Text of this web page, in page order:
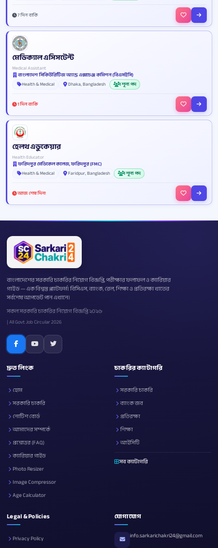
7 দিন বাকি
মেডিক্যাল এসিসটেন্ট
Medical Assistant
বাংলাদেশ সিকিউরিটিজ অ্যান্ড এক্সচেঞ্জ কমিশন (বিএসইসি)
Health & Medical
Dhaka, Bangladesh 1 শূন্য পদ
1 দিন বাকি
হেলথ এডুকেয়ার
Health Educator
ফরিদপুর মেডিকেল কলেজ, ফরিদপুর (FMC)
Health & Medical
Faridpur, Bangladesh 1 শূন্য পদ
আজ শেষ দিন!
বাংলাদেশের সরকারি চাকরির নিয়োগ বিজ্ঞপ্তি, পরীক্ষার ফলাফল ও ক্যারিয়ার
গাইড — এক বিশ্বস্ত প্ল্যাটফর্ম। বিসিএস, ব্যাংক, রেল, শিক্ষা ও প্রতিরক্ষা খাতের
সর্বশেষ আপডেট পান এখানে।
সকল সরকারি চাকরির নিয়োগ বিজ্ঞপ্তি ২০২৬
| All Govt Job Circular 2026
দ্রুত লিংক
হোম
সরকারি চাকরি
নোটিশ বোর্ড
আমাদের সম্পর্কে
প্রশ্নোত্তর (FAQ)
ক্যারিয়ার গাইড
Photo Resizer
Image Compressor
Age Calculator
চাকরির ক্যাটাগরি
সরকারি চাকরি
ব্যাংক জব
প্রতিরক্ষা
শিক্ষা
আইসিটি
সব ক্যাটাগরি
Legal & Policies
Privacy Policy
যোগাযোগ
info.sarkarichakri24@gmail.com